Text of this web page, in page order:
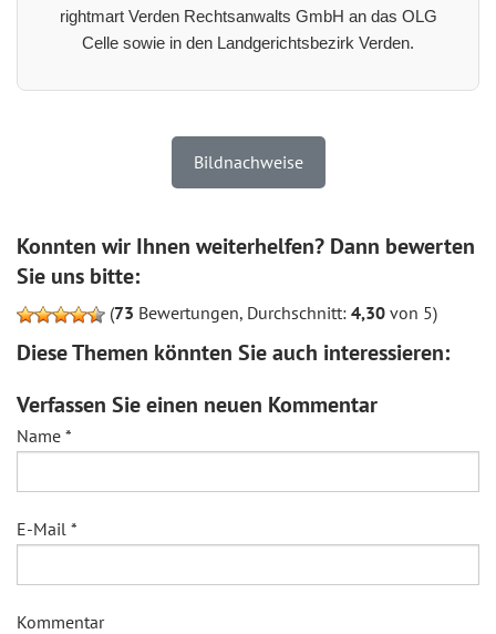
rightmart Verden Rechtsanwalts GmbH an das OLG
Celle sowie in den Landgerichtsbezirk Verden.
Bildnachweise
Konnten wir Ihnen weiterhelfen? Dann bewerten
Sie uns bitte:
(73 Bewertungen, Durchschnitt: 4,30 von 5)
Diese Themen könnten Sie auch interessieren:
Verfassen Sie einen neuen Kommentar
Name *
E-Mail *
Kommentar